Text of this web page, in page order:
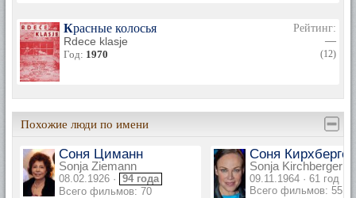
Красные колосья
Rdece klasje
Год: 1970
Рейтинг:
—
(12)
Похожие люди по имени
Соня Циманн
Sonja Ziemann
08.02.1926 · 94 года
Всего фильмов: 70
Соня Кирхбергер
Sonja Kirchberger
09.11.1964 · 61 год
Всего фильмов: 55